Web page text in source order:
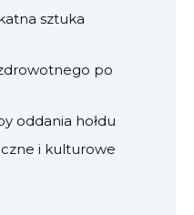
sztuka
po
oddania hołdu
i kulturowe